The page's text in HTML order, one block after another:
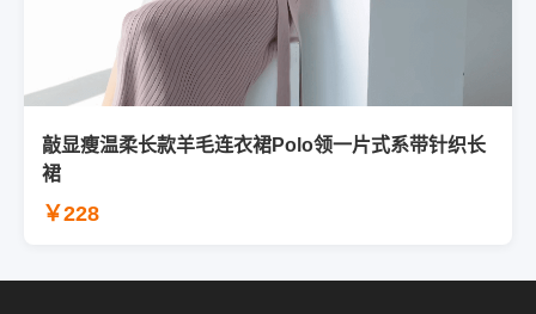
敲显瘦温柔长款羊毛连衣裙Polo领一片式系带针织长
裙
￥228